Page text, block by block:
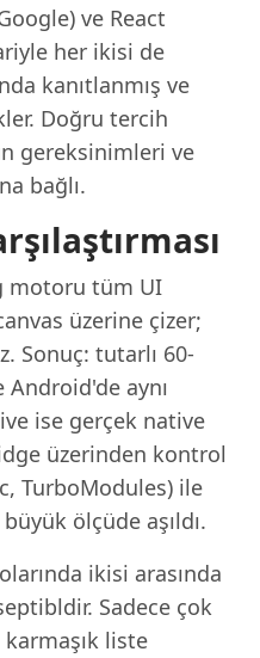
ve React
her ikisi de
kanıtlanmış ve
Doğru tercih
gereksinimleri ve
bağlı.
motoru tüm UI
üzerine çizer;
Sonuç: tutarlı 60-
Android'de aynı
ise gerçek native
üzerinden kontrol
TurboModules) ile
ölçüde aşıldı.
ikisi arasında
Sadece çok
liste